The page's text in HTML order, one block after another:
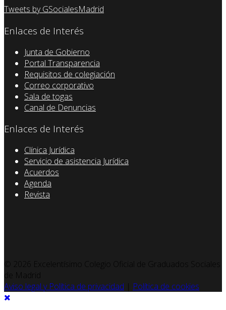
Tweets by GSocialesMadrid
Enlaces de Interés
Junta de Gobierno
Portal Transparencia
Requisitos de colegiación
Correo corporativo
Sala de togas
Canal de Denuncias
Enlaces de Interés
Clínica Jurídica
Servicio de asistencia Jurídica
Acuerdos
Agenda
Revista
© 2026 Excelentísimo Colegio Oficial de Graduados Sociales
de Madrid
Aviso legal y Política de privacidad
Política de cookies